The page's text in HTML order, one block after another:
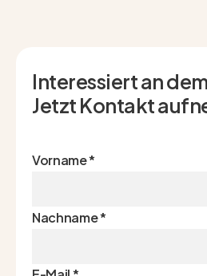
Interessiert an
Jetzt Kontakt
Vorname*
Nachname*